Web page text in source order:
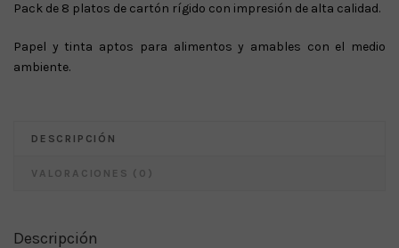
Pack de 8 platos de cartón rígido con impresión de alta calidad.
Papel y tinta aptos para alimentos y amables con el medio
ambiente.
DESCRIPCIÓN
VALORACIONES (0)
Descripción